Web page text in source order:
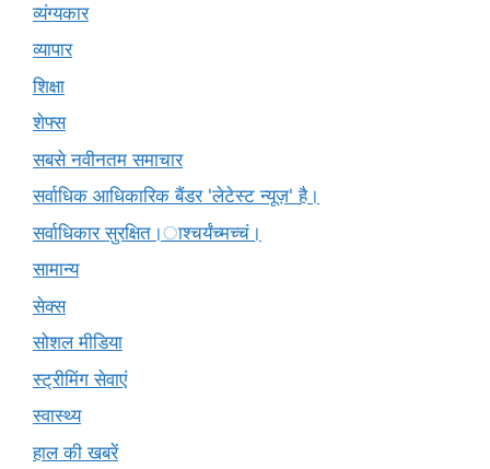
व्यंग्यकार
व्यापार
शिक्षा
शेफ्स
सबसे नवीनतम समाचार
सर्वाधिक आधिकारिक बैंडर 'लेटेस्ट न्यूज़' है।
सर्वाधिकार सुरक्षित।ाश्चर्यंच्मच्चं।
सामान्य
सेक्स
सोशल मीडिया
स्ट्रीमिंग सेवाएं
स्वास्थ्य
हाल की खबरें